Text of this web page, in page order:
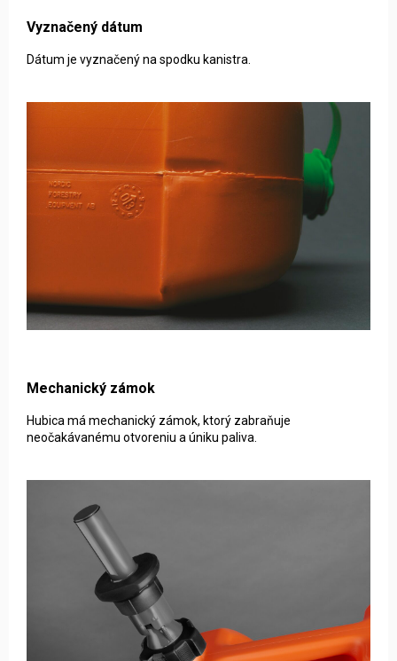
Vyznačený dátum
Dátum je vyznačený na spodku kanistra.
Mechanický zámok
Hubica má mechanický zámok, ktorý zabraňuje
neočakávanému otvoreniu a úniku paliva.